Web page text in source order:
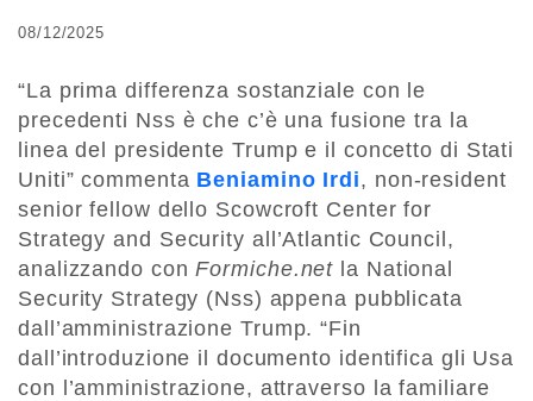
08/12/2025
“La prima differenza sostanziale con le
precedenti Nss è che c’è una fusione tra la
lineadel presidente Trump e il concetto di Stati
Uniti”commenta Beniamino Irdi, non-resident
senior fellow dello Scowcroft Center for
Strategy and Security all’Atlantic Council,
analizzando conFormiche.net la National
Security Strategy (Nss) appena pubblicata
dall’amministrazione Trump.“Fin
dall’introduzione il documento identifica gli Usa
con l’amministrazione, attraverso la familiare